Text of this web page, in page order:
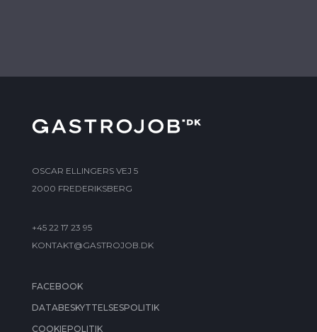
OSCAR ELLINGERS VEJ 5
2000 FREDERIKSBERG
+45 22 17 23 95
KONTAKT@GASTROJOB.DK
FACEBOOK
DATABESKYTTELSESPOLITIK
COOKIEPOLITIK